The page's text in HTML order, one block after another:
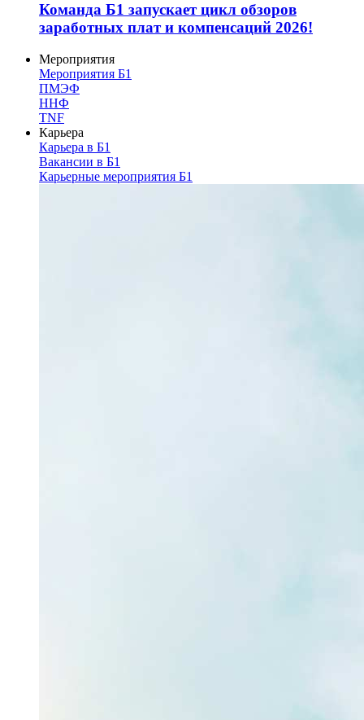
Команда Б1 запускает цикл обзоров
заработных плат и компенсаций 2026!
Мероприятия
Мероприятия Б1
ПМЭФ
ННФ
TNF
Карьера
Карьера в Б1
Вакансии в Б1
Карьерные мероприятия Б1